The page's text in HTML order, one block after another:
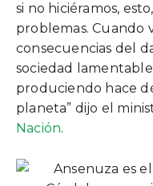
si no hiciéramos,
problemas. Cuando
consecuencias del
sociedad
produciendo hace
planeta” dijo el
Nación.